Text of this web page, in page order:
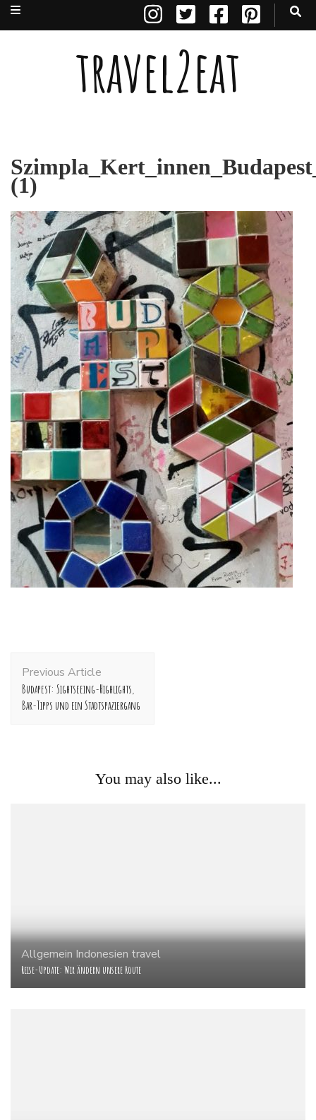
travel2eat
(1)
Navigation
Previous Article
Budapest: Sightseeing-Highlights,
Bar-Tipps und ein Stadtspaziergang
You may also like...
Allgemein Indonesien travel
Reise-Update: Wir ändern unsere Route